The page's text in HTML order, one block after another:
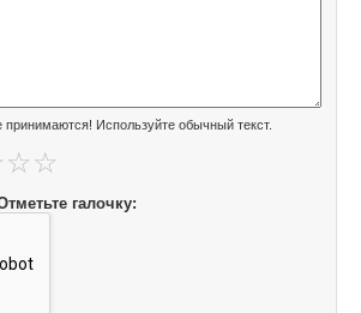
принимаются! Используйте обычный текст.
галочку: